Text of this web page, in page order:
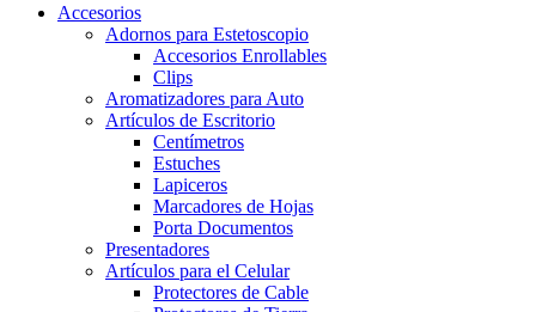
Accesorios
Adornos para Estetoscopio
Accesorios Enrollables
Clips
Aromatizadores para Auto
Artículos de Escritorio
Centímetros
Estuches
Lapiceros
Marcadores de Hojas
Porta Documentos
Presentadores
Artículos para el Celular
Protectores de Cable